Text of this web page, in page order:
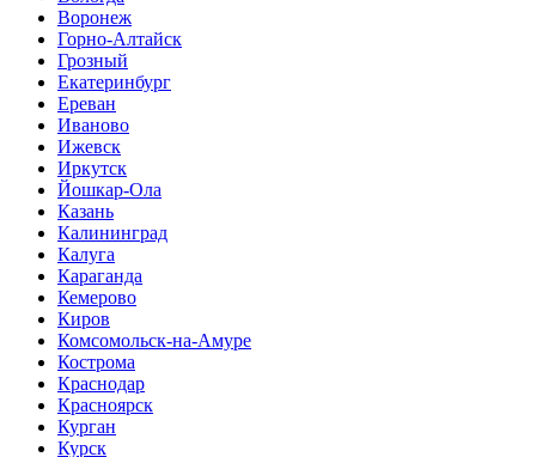
Воронеж
Горно-Алтайск
Грозный
Екатеринбург
Ереван
Иваново
Ижевск
Иркутск
Йошкар-Ола
Казань
Калининград
Калуга
Караганда
Кемерово
Киров
Комсомольск-на-Амуре
Кострома
Краснодар
Красноярск
Курган
Курск